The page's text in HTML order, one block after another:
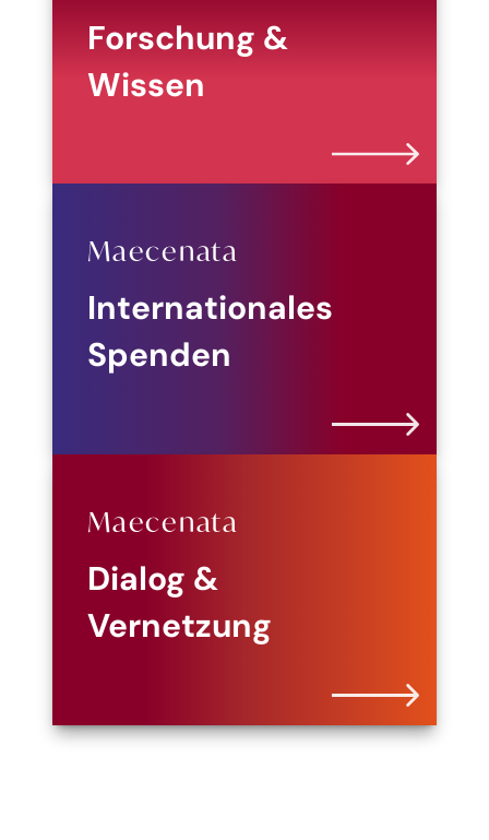
Forschung &
Wissen
Maecenata
Internationales
Spenden
Maecenata
Dialog &
Vernetzung